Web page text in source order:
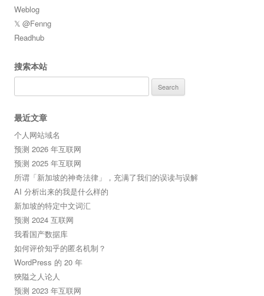
Weblog
𝕏 @Fenng
Readhub
搜索本站
for:
最近文章
个人网站域名
预测 2026 年互联网
预测 2025 年互联网
所谓「新加坡的神奇法律」，充满了我们的误读与误解
AI 分析出来的我是什么样的
新加坡的特定中文词汇
预测 2024 互联网
我看国产数据库
如何评价知乎的匿名机制？
WordPress 的 20 年
狹隘之人论人
预测 2023 年互联网